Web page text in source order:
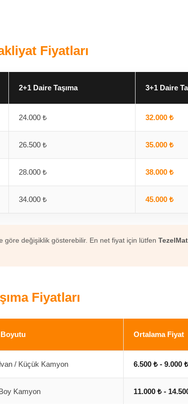
Fiyatları
2+1 Daire Taşıma 3+1 Daire
24.000 ₺ 32.000 ₺
26.500 ₺ 35.000 ₺
28.000 ₺ 38.000 ₺
34.000 ₺ 45.000 ₺
göre değişiklik gösterebilir. En net fiyat için lütfen
Fiyatları
Ortalama Fiyat
/ Küçük Kamyon 6.500 ₺ - 9.000 ₺
Kamyon 11.000 ₺ -